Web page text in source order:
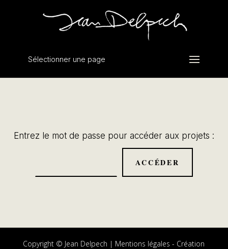
Sélectionner une page
Entrez le mot de passe pour accéder aux projets :
Copyright © Jean Delpech | Mentions légales - Création